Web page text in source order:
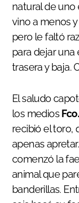
natural de uno
vino a menos
pero le faltó
para dejar una
trasera y baja.
El saludo
los medios
recibió el toro,
apenas
comenzó la
animal que
banderillas.